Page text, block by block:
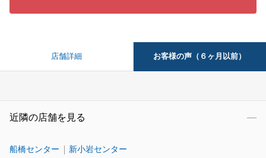
店舗詳細 お客様の声（６ヶ月以前）
近隣の店舗を見る
船橋センター 新小岩センター